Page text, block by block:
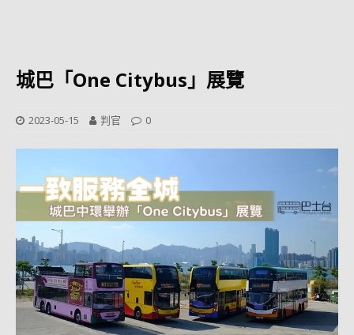
城巴「One Citybus」展覽
2023-05-15 判官 0